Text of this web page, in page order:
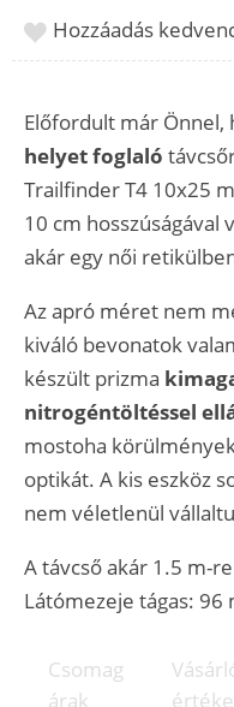
Hozzáadás
Előfordult már Önnel,
helyet foglaló
Trailfinder T4 10x25
10 cm hosszúságával
akár egy női
Az apró méret nem
kiváló bevonatok
készült prizma
nitrogéntöltéssel
mostoha
optikát. A kis eszköz
nem véletlenül
A távcső akár 1.5 m-
Látómezeje tágas: 96
Csomag
árak